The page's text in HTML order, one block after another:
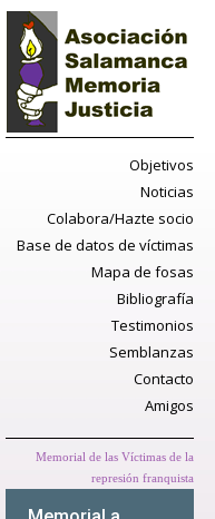
Objetivos
Noticias
Colabora/Hazte socio
Base de datos de víctimas
Mapa de fosas
Bibliografía
Testimonios
Semblanzas
Contacto
Amigos
Memorial de las Víctimas de la
represión franquista